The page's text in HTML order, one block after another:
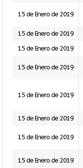
15 de Enero de 2019
15 de Enero de 2019
15 de Enero de 2019
15 de Enero de 2019
15 de Enero de 2019
15 de Enero de 2019
15 de Enero de 2019
15 de Enero de 2019